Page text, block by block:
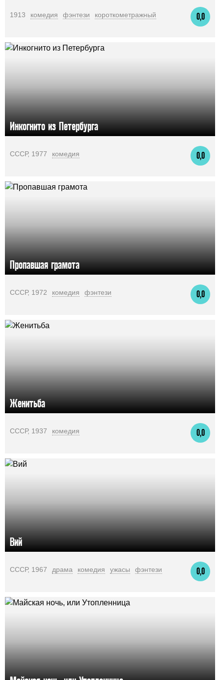
0,0
1913 комедия фэнтези короткометражный
Инкогнито из Петербурга
0,0
СССР, 1977 комедия
Пропавшая грамота
0,0
СССР, 1972 комедия фэнтези
Женитьба
0,0
СССР, 1937 комедия
Вий
0,0
СССР, 1967 драма комедия ужасы фэнтези